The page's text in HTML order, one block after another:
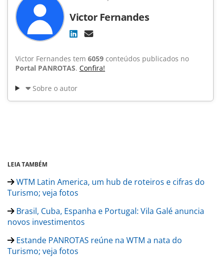
Victor Fernandes
Victor Fernandes tem 6059 conteúdos publicados no
Portal PANROTAS. Confira!
Sobre o autor
LEIA TAMBÉM
WTM Latin America, um hub de roteiros e cifras do
Turismo; veja fotos
Brasil, Cuba, Espanha e Portugal: Vila Galé anuncia
novos investimentos
Estande PANROTAS reúne na WTM a nata do
Turismo; veja fotos